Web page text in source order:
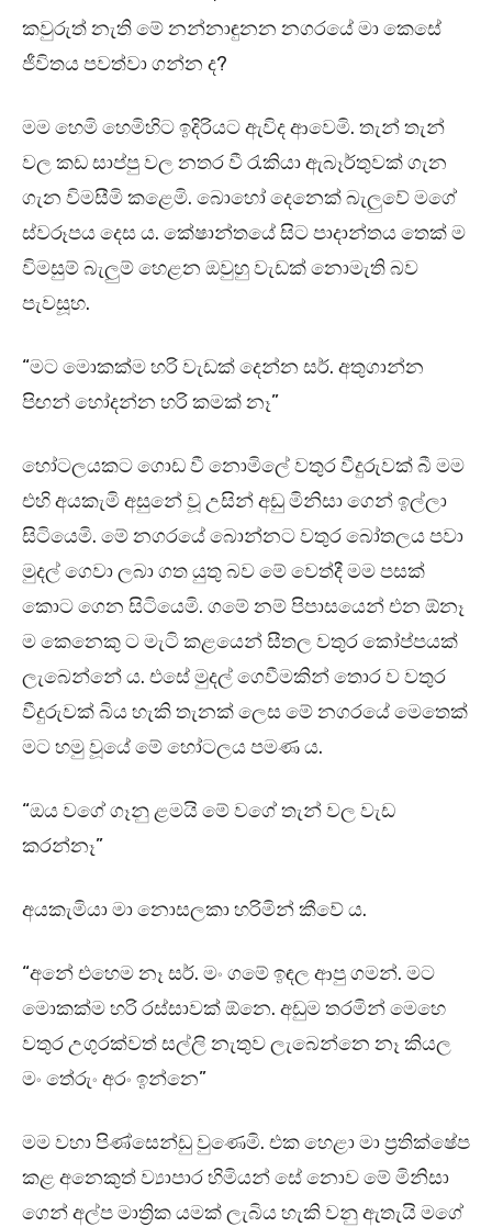
කවුරුත් නැති මේ නන්නාඳුනන නගරයේ මා කෙසේ
ජීවිතය පවත්වා ගන්න ද?
මම හෙමි හෙමිහිට ඉදිරියට ඇවිද ආවෙමි. තැන් තැන්
වල කඩ සාප්පු වල නතර වී රැකියා ඇබෑර්තුවක් ගැන
ගැන විමසීමි කළෙමි. බොහෝ දෙනෙක් බැලුවේ මගේ
ස්වරූපය දෙස ය. කේෂාන්තයේ සිට පාදාන්තය තෙක් ම
විමසුම් බැලුම් හෙළන ඔවුහු වැඩක් නොමැති බව
පැවසූහ.
“මට මොකක්ම හරි වැඩක් දෙන්න සර්. අතුගාන්න
පිඟන් හෝදන්න හරි කමක් නෑ”
හෝටලයකට ගොඩ වී නොමිලේ වතුර වීදුරුවක් බී මම
එහි අයකැමි අසුනේ වූ උසින් අඩු මිනිසා ගෙන් ඉල්ලා
සිටියෙමි. මේ නගරයේ බොන්නට වතුර බෝතලය පවා
මුදල් ගෙවා ලබා ගත යුතු බව මේ වෙත්දී මම පසක්
කොට ගෙන සිටියෙමි. ගමේ නම් පිපාසයෙන් එන ඕනෑ
ම කෙනෙකු ට මැටි කළයෙන් සීතල වතුර කෝප්පයක්
ලැබෙන්නේ ය. එසේ මුදල් ගෙවීමකින් තොර ව වතුර
වීදුරුවක් බිය හැකි තැනක් ලෙස මේ නගරයේ මෙතෙක්
මට හමු වූයේ මේ හෝටලය පමණ ය.
“ඔය වගේ ගෑනු ළමයි මේ වගේ තැන් වල වැඩ
කරන්නෑ”
අයකැමියා මා නොසලකා හරිමින් කීවේ ය.
“අනේ එහෙම නෑ සර්. මං ගමේ ඉඳල ආපු ගමන්. මට
මොකක්ම හරි රස්සාවක් ඕනෙ. අඩුම තරමින් මෙහෙ
වතුර උගුරක්වත් සල්ලි නැතුව ලැබෙන්නෙ නෑ කියල
මං තේරුං අරං ඉන්නෙ”
මම වහා පිණ්සෙන්ඩු වුණෙමි. එක හෙළා මා ප්‍රතික්ෂේප
කළ අනෙකුත් ව්‍යාපාර හිමියන් සේ නොව මේ මිනිසා
ගෙන් අල්ප මාත්‍රික යමක් ලැබිය හැකි වනු ඇතැයි මගේ